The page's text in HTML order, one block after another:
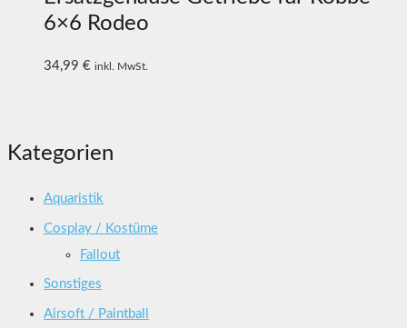
Kategorien
Aquaristik
Cosplay / Kostüme
Fallout
Sonstiges
Airsoft / Paintball
6×6 Rodeo
34,99 € inkl. MwSt.